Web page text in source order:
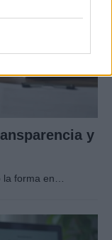
y
forma en…